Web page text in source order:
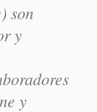
son
y
y